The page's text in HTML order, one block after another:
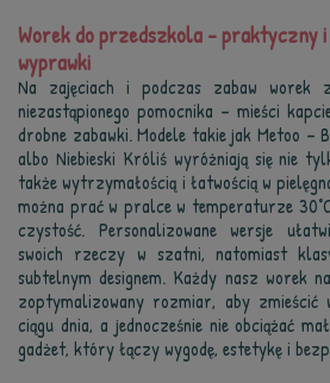
Worek do przedszkola – praktyczny
wyprawki
Na zajęciach i podczas zabaw worek
niezastąpionego pomocnika – mieści
drobne zabawki. Modele takie jak Metoo –
albo Niebieski Króliś wyróżniają się nie
także wytrzymałością i łatwością w
można prać w pralce w temperaturze
czystość. Personalizowane wersje
swoich rzeczy w szatni, natomiast
subtelnym designem. Każdy nasz worek
zoptymalizowany rozmiar, aby zmieścić
ciągu dnia, a jednocześnie nie obciążać
gadżet, który łączy wygodę, estetykę i